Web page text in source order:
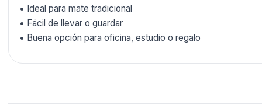
• Ideal para mate tradicional
• Fácil de llevar o guardar
• Buena opción para oficina, estudio o regalo